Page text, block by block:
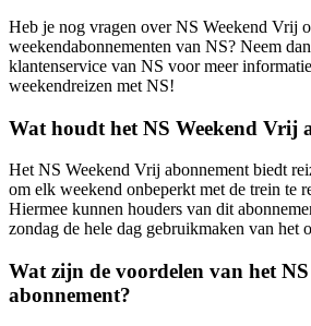
Heb je nog vragen over NS Weekend Vrij
weekendabonnementen van NS? Neem
klantenservice van NS voor meer
weekendreizen met NS!
Wat houdt het NS Weekend Vrij
Het NS Weekend Vrij abonnement biedt
om elk weekend onbeperkt met de trein te
Hiermee kunnen houders van dit
zondag de hele dag gebruikmaken van het
Wat zijn de voordelen van het
abonnement?